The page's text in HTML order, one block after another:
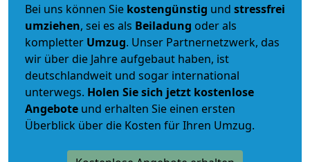
Bei uns können Sie kostengünstig und stressfrei
umziehen, sei es als Beiladung oder als
kompletter Umzug. Unser Partnernetzwerk, das
wir über die Jahre aufgebaut haben, ist
deutschlandweit und sogar international
unterwegs. Holen Sie sich jetzt kostenlose
Angebote und erhalten Sie einen ersten
Überblick über die Kosten für Ihren Umzug.